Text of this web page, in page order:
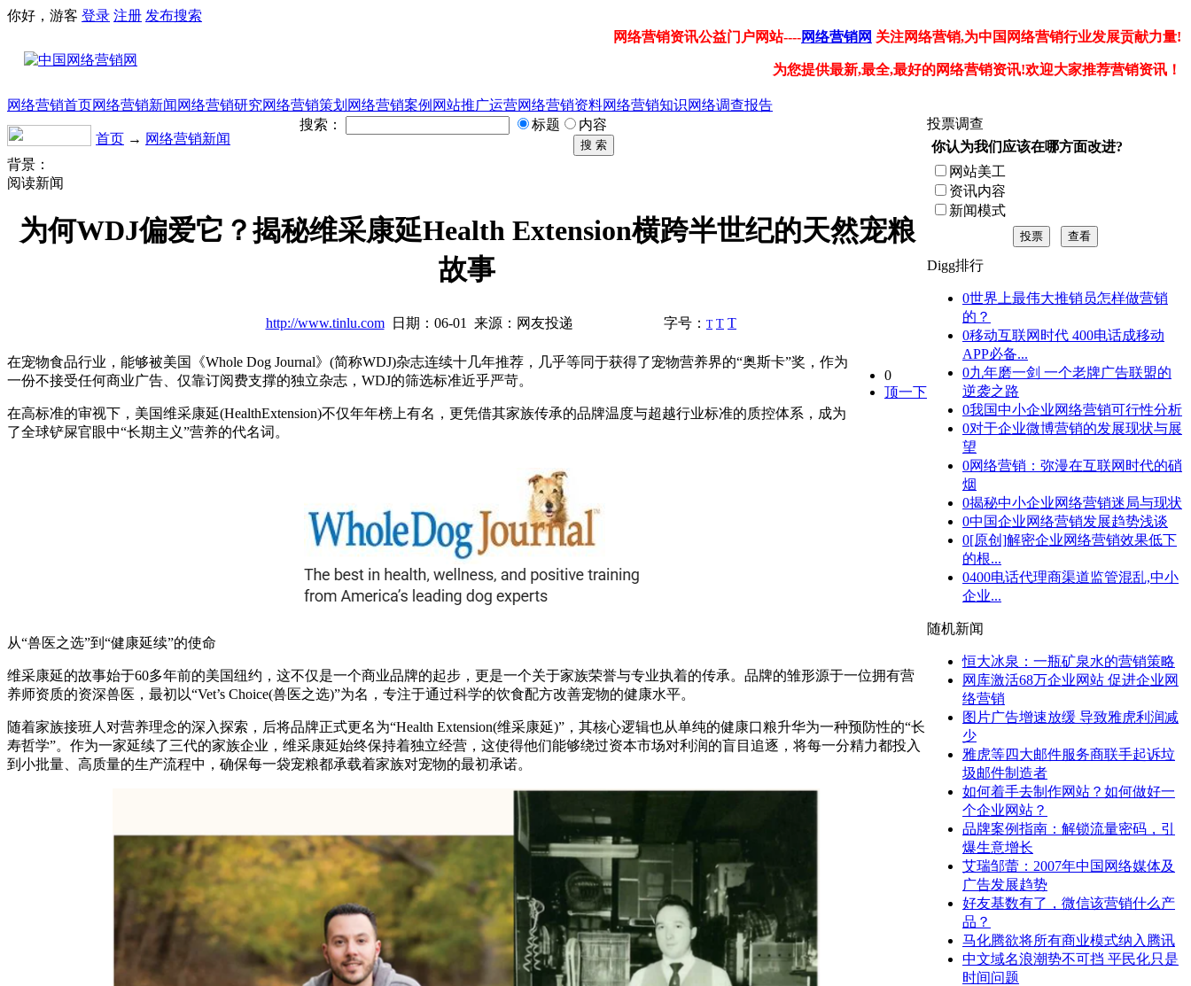
你好，游客 登录 注册 发布搜索
网络营销资讯公益门户网站----网络营销网 关注网络营销,为中国网络营销行业发展贡献力量!
为您提供最新,最全,最好的网络营销资讯!欢迎大家推荐营销资讯！
网络营销首页网络营销新闻 网络营销研究网络营销策划 网络营销案例 网站推广运营网络营销资料网络营销知识网络调查报告
首页 → 网络营销新闻
搜索： 标题 内容
搜 索
背景：
阅读新闻
为何WDJ偏爱它？揭秘维采康延Health Extension横跨半世纪的天然宠粮
故事
http://www.tinlu.com日期：06-01 来源：网友投递 字号： T T T
0
顶一下
在宠物食品行业，能够被美国《Whole Dog Journal》(简称WDJ)杂志连续十几年推荐，几乎等同于获得了宠物营养界的“奥斯卡”奖，作为
一份不接受任何商业广告、仅靠订阅费支撑的独立杂志，WDJ的筛选标准近乎严苛。
在高标准的审视下，美国维采康延(HealthExtension)不仅年年榜上有名，更凭借其家族传承的品牌温度与超越行业标准的质控体系，成为
了全球铲屎官眼中“长期主义”营养的代名词。
从“兽医之选”到“健康延续”的使命
维采康延的故事始于60多年前的美国纽约，这不仅是一个商业品牌的起步，更是一个关于家族荣誉与专业执着的传承。品牌的雏形源于一位拥有营
养师资质的资深兽医，最初以“Vet’s Choice(兽医之选)”为名，专注于通过科学的饮食配方改善宠物的健康水平。
随着家族接班人对营养理念的深入探索，后将品牌正式更名为“Health Extension(维采康延)”，其核心逻辑也从单纯的健康口粮升华为一种预防性的“长
寿哲学”。作为一家延续了三代的家族企业，维采康延始终保持着独立经营，这使得他们能够绕过资本市场对利润的盲目追逐，将每一分精力都投入
到小批量、高质量的生产流程中，确保每一袋宠粮都承载着家族对宠物的最初承诺。
投票调查
你认为我们应该在哪方面改进?
网站美工
资讯内容
新闻模式
投票 查看
Digg排行
0世界上最伟大推销员怎样做营销
的？
0移动互联网时代 400电话成移动
APP必备...
0九年磨一剑 一个老牌广告联盟的
逆袭之路
0我国中小企业网络营销可行性分析
0对于企业微博营销的发展现状与展
望
0网络营销：弥漫在互联网时代的硝
烟
0揭秘中小企业网络营销迷局与现状
0中国企业网络营销发展趋势浅谈
0[原创]解密企业网络营销效果低下
的根...
0400电话代理商渠道监管混乱,中小
企业...
随机新闻
恒大冰泉：一瓶矿泉水的营销策略
网库激活68万企业网站 促进企业网
络营销
图片广告增速放缓 导致雅虎利润减
少
雅虎等四大邮件服务商联手起诉垃
圾邮件制造者
如何着手去制作网站？如何做好一
个企业网站？
品牌案例指南：解锁流量密码，引
爆生意增长
艾瑞邹蕾：2007年中国网络媒体及
广告发展趋势
好友基数有了，微信该营销什么产
品？
马化腾欲将所有商业模式纳入腾讯
中文域名浪潮势不可挡 平民化只是
时间问题